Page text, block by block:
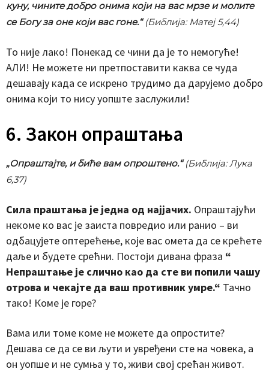
куну, чините добро онима који на вас мрзе и молите
се Богу за оне који вас гоне.“(Библија: Матеј 5,44)
То није лако! Понекад се чини да је то немогуће!
АЛИ! Не можете ни претпоставити каква се чуда
дешавају када се искрено трудимо да дарујемо добро
онима који то нису уопште заслужили!
6. Закон опраштања
„Опраштајте, и биће вам опроштено.“(Библија: Лука
6,37)
Сила праштања је једна од најјачих. Опраштајући
некоме ко вас је заиста повредио или ранио – ви
одбацујете оптерећење, које вас омета да се крећете
даље и будете срећни. Постоји дивана фраза “
Непраштање је слично као да сте ви попили чашу
отрова и чекајте да ваш противник умре.“ Тачно
тако! Коме је горе?
Вама или томе коме не можете да опростите?
Дешава се да се ви љути и увређени сте на човека, а
он уопше и не сумња у то, живи свој срећан живот.